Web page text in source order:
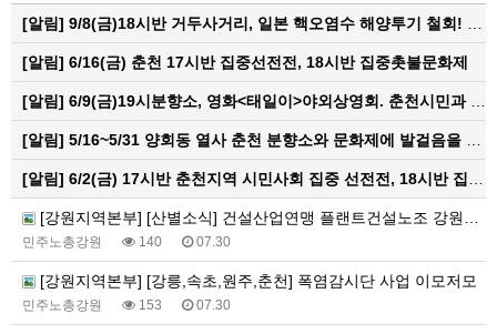
[알림] 9/8(금)18시반 거두사거리, 일본 핵오염수 해양투기 철회! 춘천시민대회
[알림] 6/16(금) 춘천 17시반 집중선전전, 18시반 집중촛불문화제
[알림] 6/9(금)19시분향소, 영화<태일이>야외상영회. 춘천시민과 함께하는 한여름밤의 영화산책
[알림] 5/16~5/31 양회동 열사 춘천 분향소와 문화제에 발걸음을 내어주신 모든 분들께 감사인사를 올립니다.
[알림] 6/2(금) 17시반 춘천지역 시민사회 집중 선전전, 18시반 집중 촛불문화제
[강원지역본부] [산별소식] 건설산업연맹 플랜트건설노조 강원충북지부
민주노총강원 140 07.30
[강원지역본부] [강릉,속초,원주,춘천] 폭염감시단 사업 이모저모
민주노총강원 153 07.30